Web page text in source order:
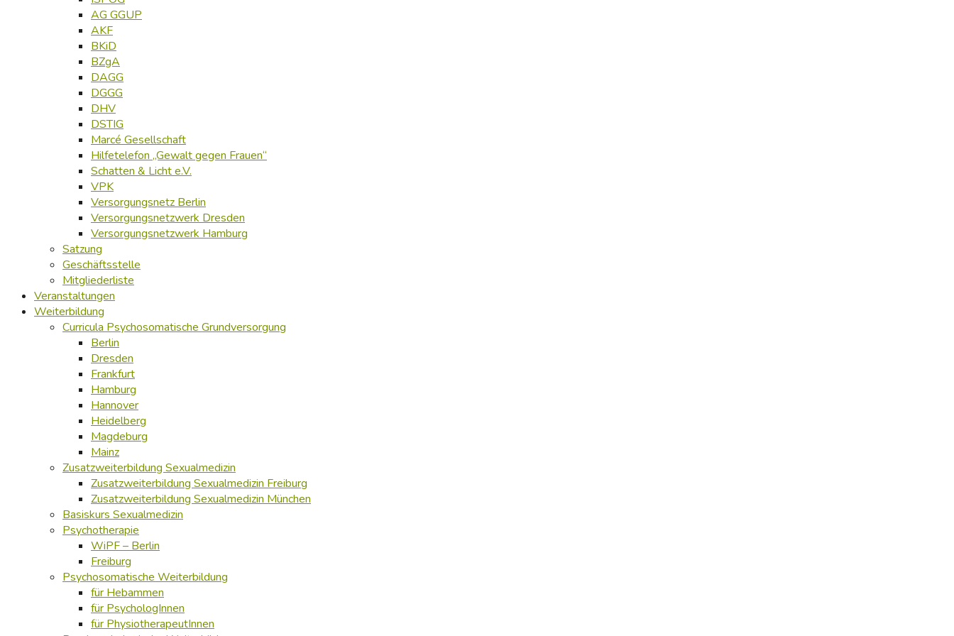
AG GGUP
AKF
BKiD
BZgA
DAGG
DGGG
DHV
DSTIG
Marcé Gesellschaft
Hilfetelefon „Gewalt gegen Frauen“
Schatten & Licht e.V.
VPK
Versorgungsnetz Berlin
Versorgungsnetzwerk Dresden
Versorgungsnetzwerk Hamburg
Satzung
Geschäftsstelle
Mitgliederliste
Veranstaltungen
Weiterbildung
Curricula Psychosomatische Grundversorgung
Berlin
Dresden
Frankfurt
Hamburg
Hannover
Heidelberg
Magdeburg
Mainz
Zusatzweiterbildung Sexualmedizin
Zusatzweiterbildung Sexualmedizin Freiburg
Zusatzweiterbildung Sexualmedizin München
Basiskurs Sexualmedizin
Psychotherapie
WiPF – Berlin
Freiburg
Psychosomatische Weiterbildung
für Hebammen
für PsychologInnen
für PhysiotherapeutInnen